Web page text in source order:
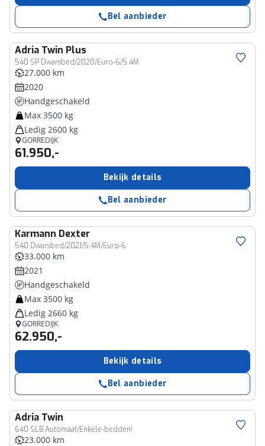
Bel aanbieder
Adria Twin Plus
540 SP Dwarsbed/2020/Euro-6/5.4M
27.000 km
2020
Handgeschakeld
Max 3500 kg
Ledig 2600 kg
GORREDIJK
61.950,-
Bekijk details
Bel aanbieder
Karmann Dexter
540 Dwarsbed/2021/5.4M/Euro-6
33.000 km
2021
Handgeschakeld
Max 3500 kg
Ledig 2660 kg
GORREDIJK
62.950,-
Bekijk details
Bel aanbieder
Adria Twin
640 SLB Automaat/Enkele-bedden!
23.000 km